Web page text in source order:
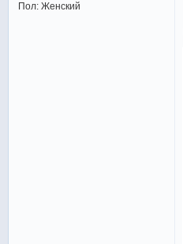
Пол:Женский